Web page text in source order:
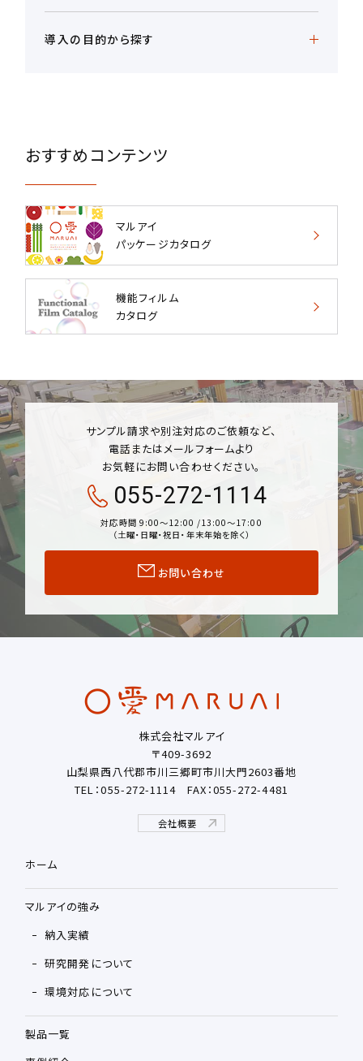
導入の目的から探す
おすすめコンテンツ
マルアイ
パッケージカタログ
機能フィルム
カタログ
サンプル請求や別注対応のご依頼など、
電話またはメールフォームより
お気軽にお問い合わせください。
055-272-1114
対応時間 9:00〜12:00 /13:00〜17:00
（土曜・日曜・祝日・年末年始を除く）
お問い合わせ
株式会社マルアイ
〒409-3692
山梨県西八代郡市川三郷町市川大門2603番地
TEL：055-272-1114FAX：055-272-4481
会社概要
ホーム
マルアイの強み
納入実績
研究開発について
環境対応について
製品一覧